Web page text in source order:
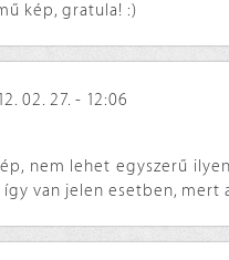
kép, gratula! :)
02. 27. - 12:06
nem lehet egyszerű
van jelen esetben, mert